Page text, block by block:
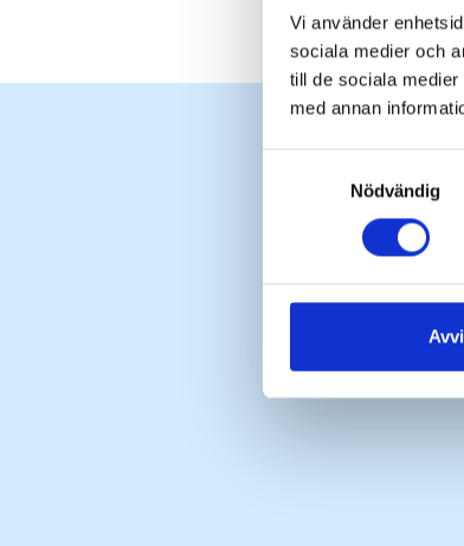
Vi använder
sociala medier och
till de sociala
med annan
Nödvändig